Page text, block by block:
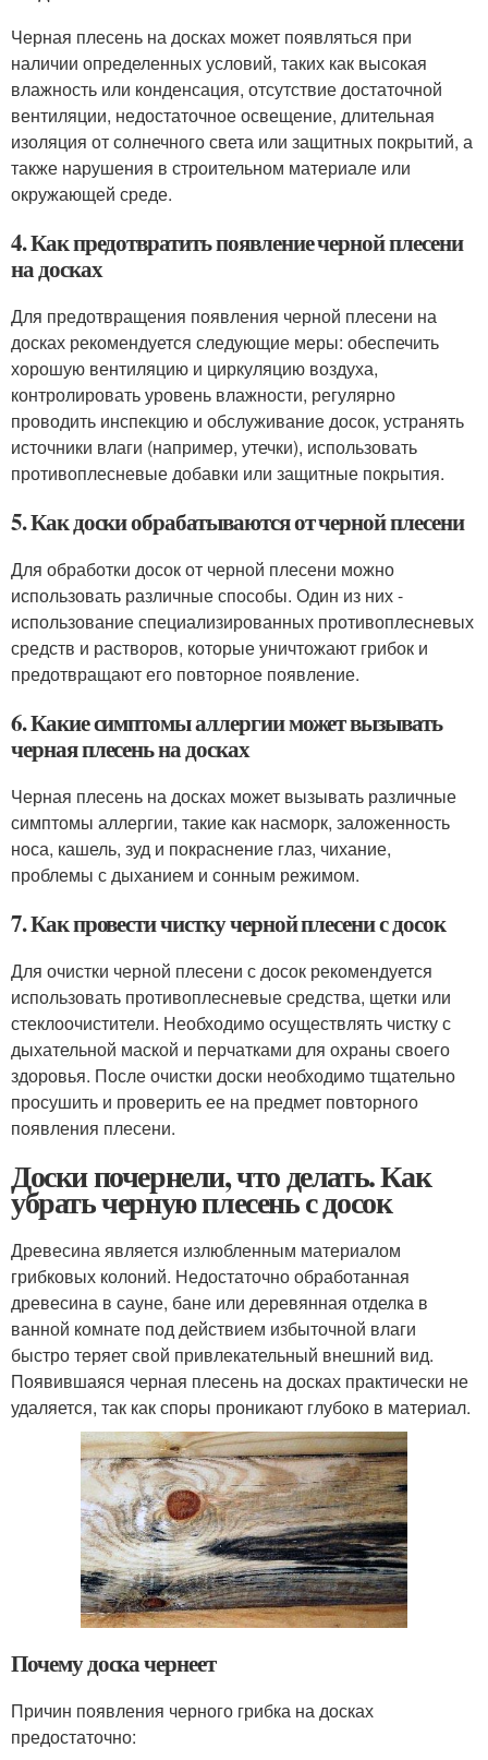
Черная плесень на досках может появляться при
наличии определенных условий, таких как высокая
влажность или конденсация, отсутствие достаточной
вентиляции, недостаточное освещение, длительная
изоляция от солнечного света или защитных покрытий, а
также нарушения в строительном материале или
окружающей среде.
4. Как предотвратить появление черной плесени
на досках
Для предотвращения появления черной плесени на
досках рекомендуется следующие меры: обеспечить
хорошую вентиляцию и циркуляцию воздуха,
контролировать уровень влажности, регулярно
проводить инспекцию и обслуживание досок, устранять
источники влаги (например, утечки), использовать
противоплесневые добавки или защитные покрытия.
5. Как доски обрабатываются от черной плесени
Для обработки досок от черной плесени можно
использовать различные способы. Один из них -
использование специализированных противоплесневых
средств и растворов, которые уничтожают грибок и
предотвращают его повторное появление.
6. Какие симптомы аллергии может вызывать
черная плесень на досках
Черная плесень на досках может вызывать различные
симптомы аллергии, такие как насморк, заложенность
носа, кашель, зуд и покраснение глаз, чихание,
проблемы с дыханием и сонным режимом.
7. Как провести чистку черной плесени с досок
Для очистки черной плесени с досок рекомендуется
использовать противоплесневые средства, щетки или
стеклоочистители. Необходимо осуществлять чистку с
дыхательной маской и перчатками для охраны своего
здоровья. После очистки доски необходимо тщательно
просушить и проверить ее на предмет повторного
появления плесени.
Доски почернели, что делать. Как
убрать черную плесень с досок
Древесина является излюбленным материалом
грибковых колоний. Недостаточно обработанная
древесина в сауне, бане или деревянная отделка в
ванной комнате под действием избыточной влаги
быстро теряет свой привлекательный внешний вид.
Появившаяся черная плесень на досках практически не
удаляется, так как споры проникают глубоко в материал.
Почему доска чернеет
Причин появления черного грибка на досках
предостаточно: